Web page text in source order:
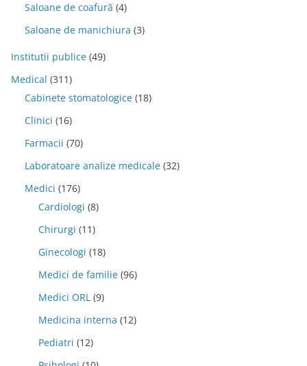
Saloane de coafură (4)
Saloane de manichiura (3)
Institutii publice (49)
Medical (311)
Cabinete stomatologice (18)
Clinici (16)
Farmacii (70)
Laboratoare analize medicale (32)
Medici (176)
Cardiologi (8)
Chirurgi (11)
Ginecologi (18)
Medici de familie (96)
Medici ORL (9)
Medicina interna (12)
Pediatri (12)